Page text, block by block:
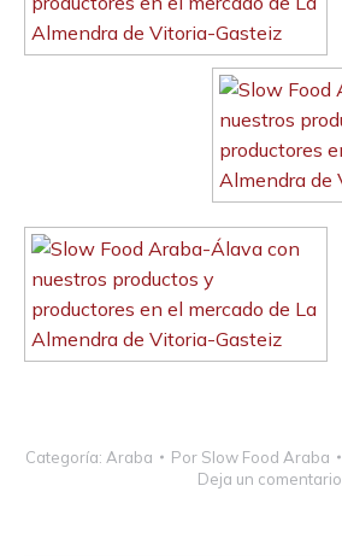
Categoría: Araba Por Slow Food Araba
Deja un comentario